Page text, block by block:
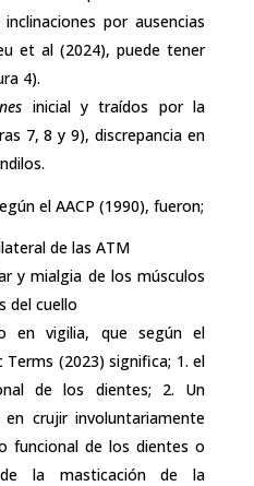
por ausencias
et al (2024), puede tener
4).
inicial y traídos por la
7, 8 y 9), discrepancia en
el AACP (1990), fueron;
de las ATM
y mialgia de los músculos
del cuello
en vigilia, que según el
(2023) significa; 1. el
de los dientes; 2. Un
crujir involuntariamente
funcional de los dientes o
la masticación de la